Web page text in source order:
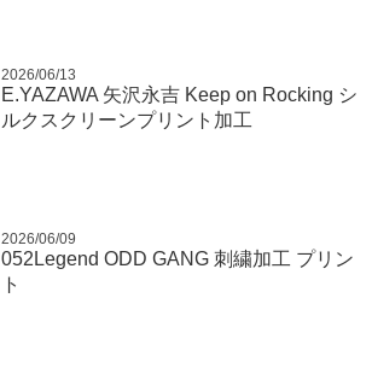
2026/06/13
E.YAZAWA 矢沢永吉 Keep on Rocking シ
ルクスクリーンプリント加工
2026/06/09
052Legend ODD GANG 刺繍加工 プリン
ト